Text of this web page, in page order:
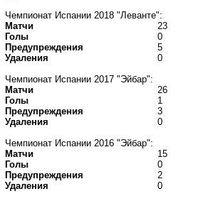
Чемпионат Испании 2018 "Леванте":
Матчи
23
Голы
0
Предупреждения
5
Удаления
0
Чемпионат Испании 2017 "Эйбар":
Матчи
26
Голы
1
Предупреждения
3
Удаления
0
Чемпионат Испании 2016 "Эйбар":
Матчи
15
Голы
0
Предупреждения
2
Удаления
0